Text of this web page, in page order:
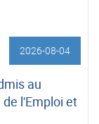
2026-08-04
au
l'Emploi et